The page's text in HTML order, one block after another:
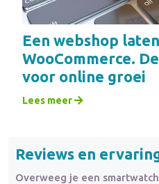
Een webshop
WooCommerce.
voor online groei
Lees meer
Reviews en
Overweeg je een